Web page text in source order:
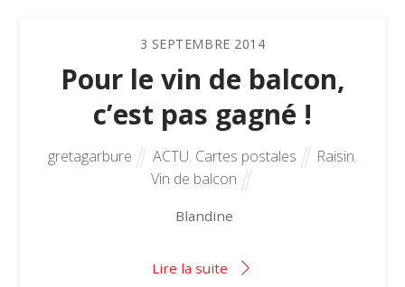
3 SEPTEMBRE 2014
Pour le vin de balcon,
c’est pas gagné !
gretagarbure ACTU, Cartes postales Raisin,
Vin de balcon
Blandine
Lire la suite